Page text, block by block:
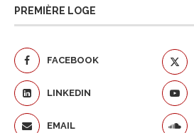
PREMIÈRE LOGE
FACEBOOK
LINKEDIN
EMAIL